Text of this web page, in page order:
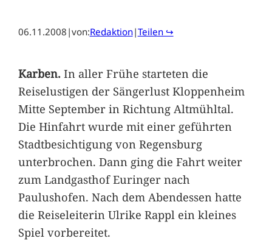
06.11.2008 |von:Redaktion|Teilen ↪
Karben.In aller Frühe starteten die
Reiselustigen der Sängerlust Kloppenheim
Mitte September in Richtung Altmühltal.
Die Hinfahrt wurde mit einer geführten
Stadtbesichtigung von Regensburg
unterbrochen. Dann ging die Fahrt weiter
zum Landgasthof Euringer nach
Paulushofen. Nach dem Abendessen hatte
die Reiseleiterin Ulrike Rappl ein kleines
Spiel vorbereitet.